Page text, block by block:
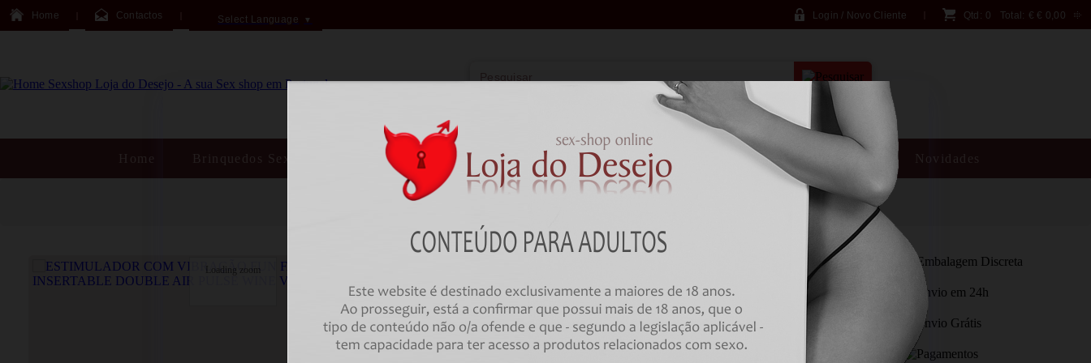
Home Contactos Select Language ▼ Login / Novo Cliente Qtd: 0 Total: € € 0,00
PESQUISA AVANÇADA
Home Brinquedos Sexuais Vibradores Lingerie Farmácia Brincadeiras Novidades
HOME
Loading zoom
ESTIMULADOR COM VIBRAÇÃO FUN FACTORY -
ALLEGRO INSERTABLE DOUBLE AIR PULSE WINE
VERMELHO